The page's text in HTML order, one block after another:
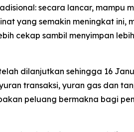
secara lancar, mampu
yang semakin meningkat ini,
cekap sambil menyimpan
dilanjutkan sehingga 16
transaksi, yuran gas dan
peluang bermakna bagi